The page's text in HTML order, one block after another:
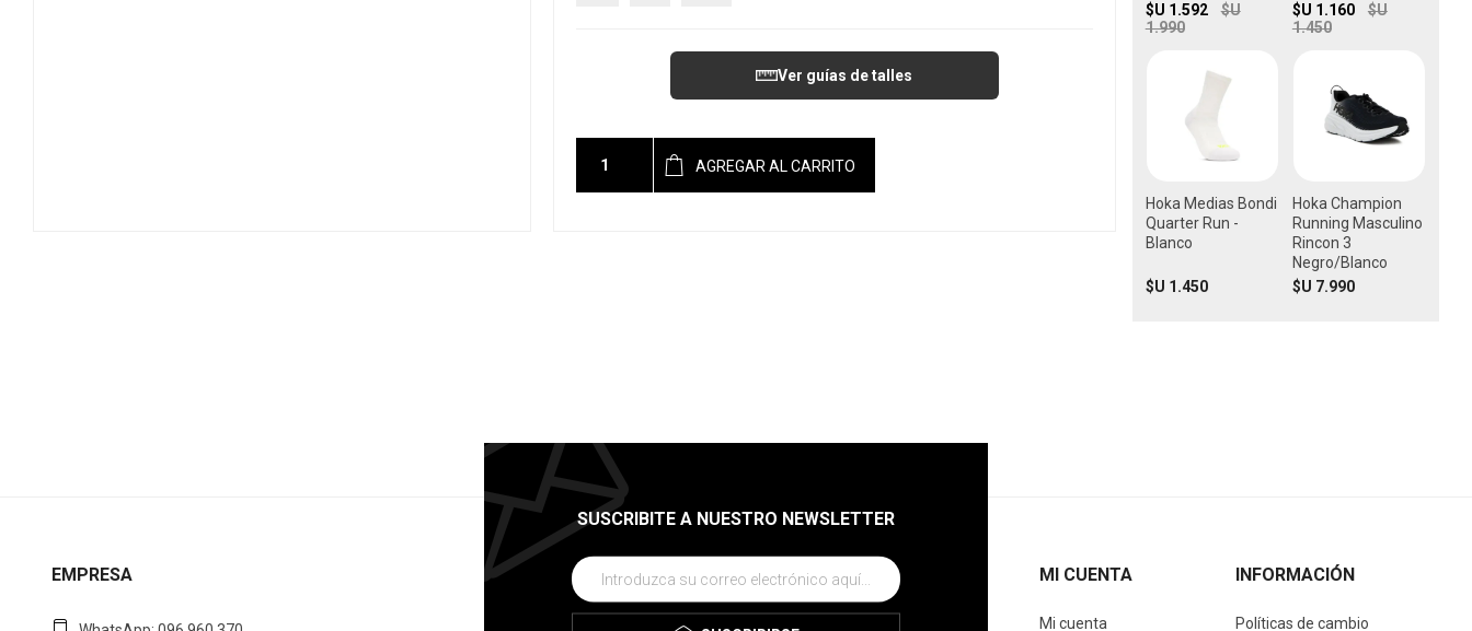
Ver guías de talles
AGREGAR AL CARRITO
$U 1.592
$U
1.990
$U 1.160
$U
1.450
Hoka Medias Bondi
Quarter Run -
Blanco
$U 1.450
Hoka Champion
Running Masculino
Rincon 3
Negro/Blanco
$U 7.990
SUSCRIBITE A NUESTRO NEWSLETTER
EMPRESA MI CUENTA
Mi cuenta
INFORMACIÓN
Políticas de cambio